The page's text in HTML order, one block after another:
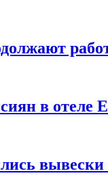
в
вывески